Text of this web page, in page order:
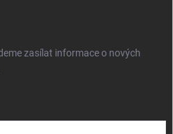
zasílat informace o nových